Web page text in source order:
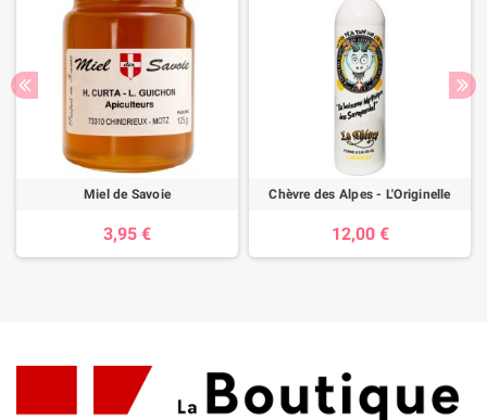
Miel de Savoie
3,95 €
Chèvre des Alpes - L'Originelle
12,00 €